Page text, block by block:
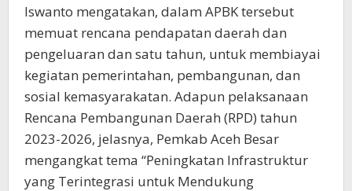
Iswanto mengatakan, dalam APBK tersebut
memuat rencana pendapatan daerah dan
pengeluaran dan satu tahun, untuk membiayai
kegiatan pemerintahan, pembangunan, dan
sosial kemasyarakatan. Adapun pelaksanaan
Rencana Pembangunan Daerah (RPD) tahun
2023-2026, jelasnya, Pemkab Aceh Besar
mengangkat tema “Peningkatan Infrastruktur
yang Terintegrasi untuk Mendukung